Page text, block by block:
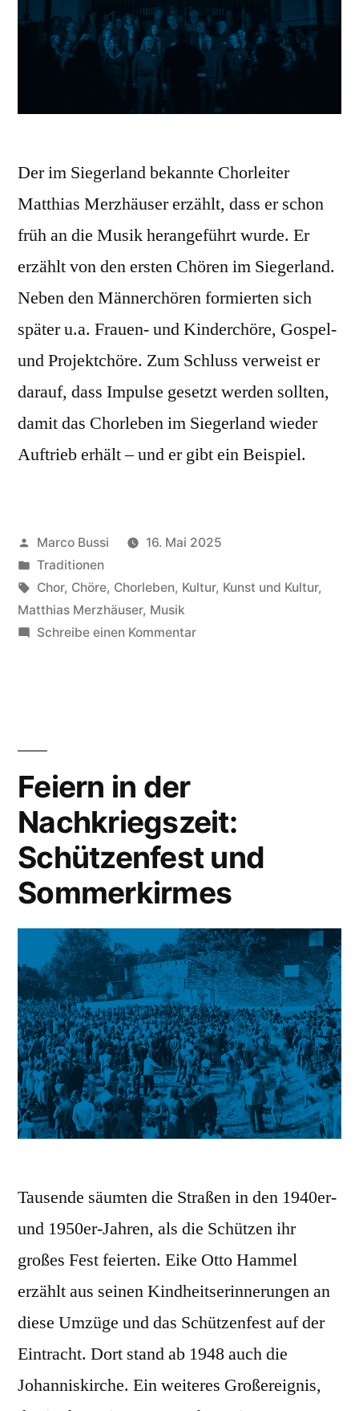
Der im Siegerland bekannte Chorleiter
Matthias Merzhäuser erzählt, dass er schon
früh an die Musik herangeführt wurde. Er
erzählt von den ersten Chören im Siegerland.
Neben den Männerchören formierten sich
später u.a. Frauen- und Kinderchöre, Gospel-
und Projektchöre. Zum Schluss verweist er
darauf, dass Impulse gesetzt werden sollten,
damit das Chorleben im Siegerland wieder
Auftrieb erhält – und er gibt ein Beispiel.
Marco Bussi
16. Mai 2025
Traditionen
Chor, Chöre, Chorleben, Kultur, Kunst und Kultur,
Matthias Merzhäuser, Musik
Schreibe einen Kommentar
Feiern in der
Nachkriegszeit:
Schützenfest und
Sommerkirmes
Tausende säumten die Straßen in den 1940er-
und 1950er-Jahren, als die Schützen ihr
großes Fest feierten. Eike Otto Hammel
erzählt aus seinen Kindheitserinnerungen an
diese Umzüge und das Schützenfest auf der
Eintracht. Dort stand ab 1948 auch die
Johanniskirche. Ein weiteres Großereignis,